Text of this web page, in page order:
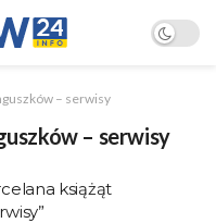
– serwisy
– serwisy
książąt